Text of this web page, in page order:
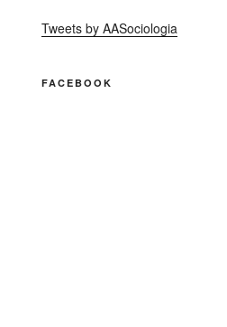
Tweets by AASociologia
FACEBOOK